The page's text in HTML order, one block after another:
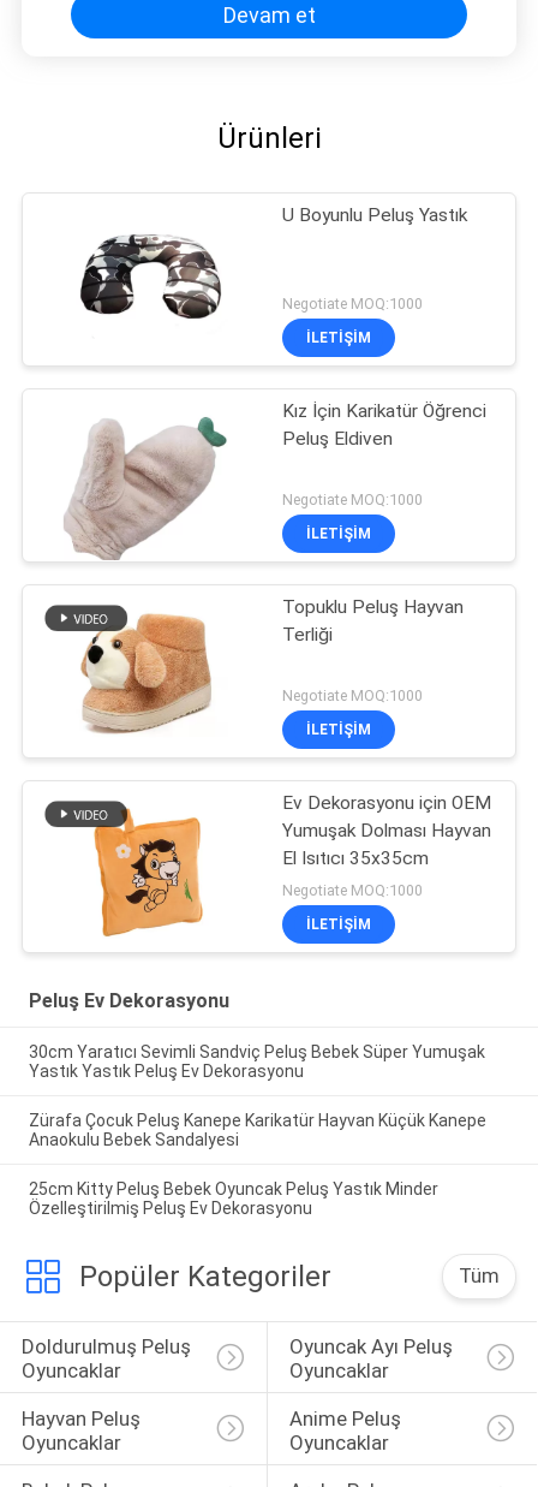
Devam et
Ürünleri
U Boyunlu Peluş Yastık
Negotiate MOQ:1000
İLETIŞIM
Kız İçin Karikatür Öğrenci
Peluş Eldiven
Negotiate MOQ:1000
İLETIŞIM
Topuklu Peluş Hayvan
Terliği
Negotiate MOQ:1000
İLETIŞIM
Ev Dekorasyonu için OEM
Yumuşak Dolması Hayvan
El Isıtıcı 35x35cm
Negotiate MOQ:1000
İLETIŞIM
Peluş Ev Dekorasyonu
30cm Yaratıcı Sevimli Sandviç Peluş Bebek Süper Yumuşak
Yastık Yastık Peluş Ev Dekorasyonu
Zürafa Çocuk Peluş Kanepe Karikatür Hayvan Küçük Kanepe
Anaokulu Bebek Sandalyesi
25cm Kitty Peluş Bebek Oyuncak Peluş Yastık Minder
Özelleştirilmiş Peluş Ev Dekorasyonu
Popüler Kategoriler Tüm
Doldurulmuş Peluş
Oyuncaklar
Oyuncak Ayı Peluş
Oyuncaklar
Hayvan Peluş
Oyuncaklar
Anime Peluş
Oyuncaklar